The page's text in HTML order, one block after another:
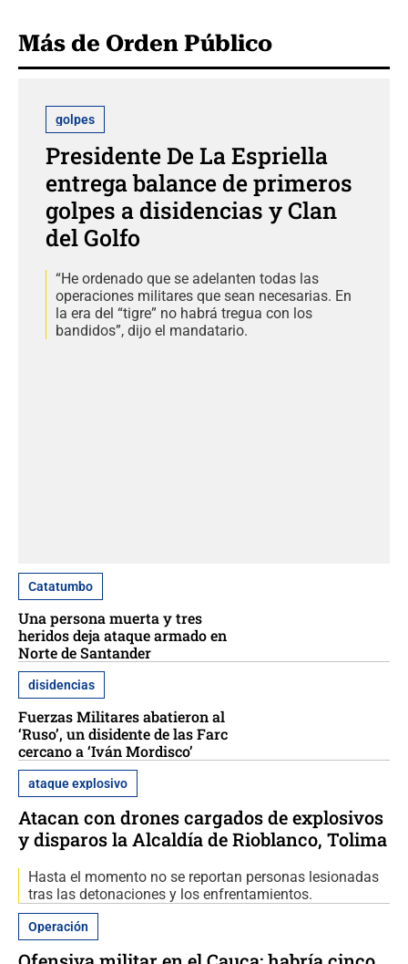
Más de Orden Público
golpes
Presidente De La Espriella
entrega balance de primeros
golpes a disidencias y Clan
del Golfo
“He ordenado que se adelanten todas las
operaciones militares que sean necesarias. En
la era del “tigre” no habrá tregua con los
bandidos”, dijo el mandatario.
Catatumbo
Una persona muerta y tres
heridos deja ataque armado en
Norte de Santander
disidencias
Fuerzas Militares abatieron al
‘Ruso’, un disidente de las Farc
cercano a ‘Iván Mordisco’
ataque explosivo
Atacan con drones cargados de explosivos
y disparos la Alcaldía de Rioblanco, Tolima
Hasta el momento no se reportan personas lesionadas
tras las detonaciones y los enfrentamientos.
Operación